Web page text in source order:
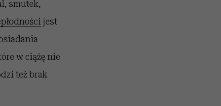
smutek,
jest
w ciążę nie
też brak